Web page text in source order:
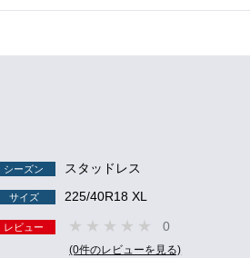
シーズン スタッドレス
サイズ 225/40R18 XL
レビュー 0
(0件のレビューを見る)